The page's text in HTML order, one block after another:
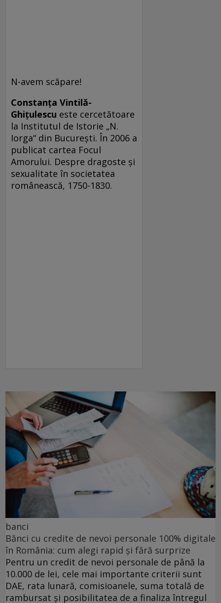
N-avem scăpare!
Constanţa Vintilă-
Ghiţulescu este cercetătoare
la Institutul de Istorie „N.
Iorga“ din Bucureşti. În 2006 a
publicat cartea Focul
Amorului. Despre dragoste şi
sexualitate în societatea
românească, 1750-1830.
banci
Bănci cu credite de nevoi personale 100% digitale
în România: cum alegi rapid și fără surprize
Pentru un credit de nevoi personale de până la
10.000 de lei, cele mai importante criterii sunt
DAE, rata lunară, comisioanele, suma totală de
rambursat și posibilitatea de a finaliza întregul